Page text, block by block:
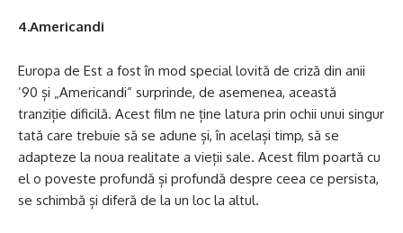
4.Americandi
Europa de Est a fost în mod special lovită de criză din anii
’90 și „Americandi” surprinde, de asemenea, această
tranziție dificilă. Acest film ne ține latura prin ochii unui singur
tată care trebuie să se adune și, în același timp, să se
adapteze la noua realitate a vieții sale. Acest film poartă cu
el o poveste profundă și profundă despre ceea ce persista,
se schimbă și diferă de la un loc la altul.